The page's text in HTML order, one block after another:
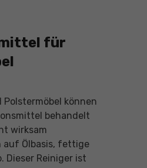
für
können
behandelt
wirksam
auf Ölbasis, fettige
Dieser Reiniger ist